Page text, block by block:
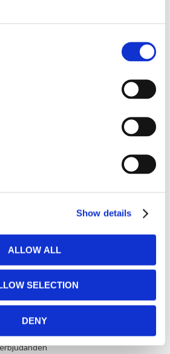
Show details
ALLOW ALL
SELECTION
DENY KUNDER